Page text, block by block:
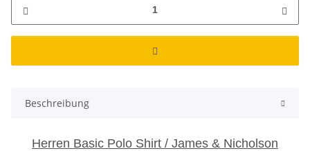
Beschreibung
Herren Basic Polo Shirt / James & Nicholson